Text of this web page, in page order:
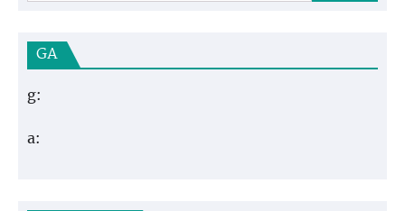
GA
g:
a: